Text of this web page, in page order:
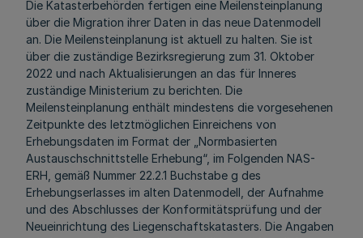
Die Katasterbehörden fertigen eine Meilensteinplanung
über die Migration ihrer Daten in das neue Datenmodell
an. Die Meilensteinplanung ist aktuell zu halten. Sie ist
über die zuständige Bezirksregierung zum 31. Oktober
2022 und nach Aktualisierungen an das für Inneres
zuständige Ministerium zu berichten. Die
Meilensteinplanung enthält mindestens die vorgesehenen
Zeitpunkte des letztmöglichen Einreichens von
Erhebungsdaten im Format der „Normbasierten
Austauschschnittstelle Erhebung“, im Folgenden NAS-
ERH, gemäß Nummer 22.2.1 Buchstabe g des
Erhebungserlasses im alten Datenmodell, der Aufnahme
und des Abschlusses der Konformitätsprüfung und der
Neueinrichtung des Liegenschaftskatasters. Die Angaben